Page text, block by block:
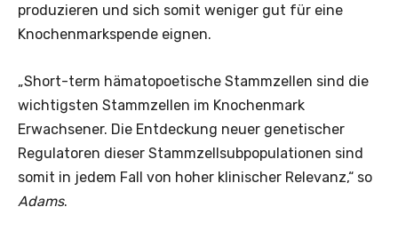
produzieren und sich somit weniger gut für eine
Knochenmarkspende eignen.
„Short-term hämatopoetische Stammzellen sind die
wichtigsten Stammzellen im Knochenmark
Erwachsener. Die Entdeckung neuer genetischer
Regulatoren dieser Stammzellsubpopulationen sind
somit in jedem Fall von hoher klinischer Relevanz,“ so
Adams.